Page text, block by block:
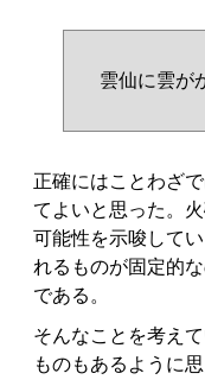
雲仙に雲が
正確にはことわざ
てよいと思った。
可能性を示唆して
れるものが固定的
である。
そんなことを考え
ものもあるように